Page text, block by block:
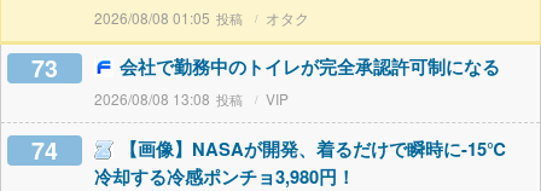
2026/08/08 01:05 オタク
73 会社で勤務中のトイレが完全承認許可制になる
2026/08/08 13:08 VIP
74
【画像】NASAが開発、着るだけで瞬時に-15℃
冷却する冷感ポンチョ3,980円！